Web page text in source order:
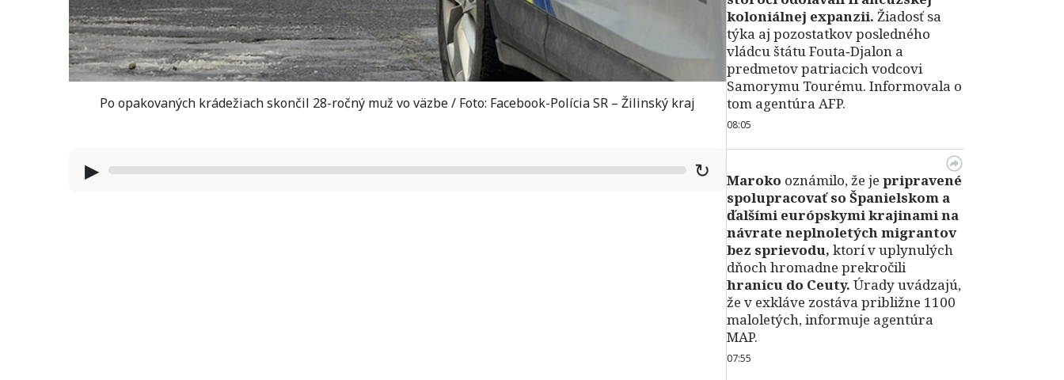
Po opakovaných krádežiach skončil 28-ročný muž vo väzbe / Foto: Facebook-Polícia SR – Žilinský kraj
▶ ↻
koloniálnej expanzii. Žiadosť sa
týka aj pozostatkov posledného
vládcu štátu Fouta‑Djalon a
predmetov patriacich vodcovi
Samorymu Tourému. Informovala o
tom agentúra AFP.
08:05
Maroko oznámilo, že je pripravené
spolupracovať so Španielskom a
ďalšími európskymi krajinami na
návrate neplnoletých migrantov
bez sprievodu, ktorí v uplynulých
dňoch hromadne prekročili
hranicu do Ceuty. Úrady uvádzajú,
že v exkláve zostáva približne 1100
maloletých, informuje agentúra
MAP.
07:55